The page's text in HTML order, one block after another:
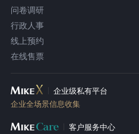
问卷调研
行政人事
线上预约
在线售票
企业级私有平台
企业全场景信息收集
客户服务中心